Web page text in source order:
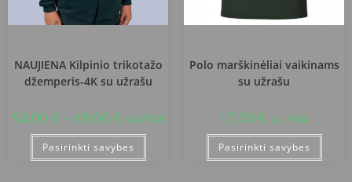
NAUJIENA Kilpinio trikotažo
džemperis-4K su užrašu
54,00 € – 68,00 € su PVM
Pasirinkti savybes
Polo marškinėliai vaikinams
su užrašu
17,00 € su PVM
Pasirinkti savybes